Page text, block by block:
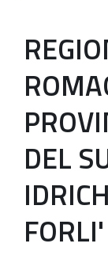
DEL
FORLI'